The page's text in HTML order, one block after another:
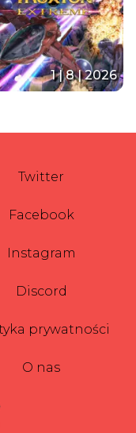
1 | 8 | 2026
Twitter
Facebook
Instagram
Discord
prywatności
O nas